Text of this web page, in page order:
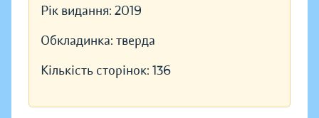
Рік видання: 2019
Обкладинка: тверда
Кількість сторінок: 136